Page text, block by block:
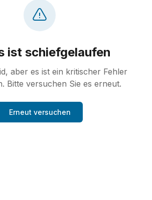
ist schiefgelaufen
aber es ist ein kritischer Fehler
Bitte versuchen Sie es erneut.
Erneut versuchen